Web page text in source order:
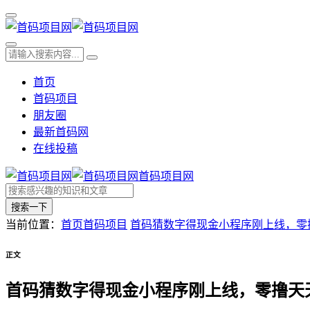
首页
首码项目
朋友圈
最新首码网
在线投稿
首码项目网
搜索一下
当前位置： 首页首码项目 首码猜数字得现金小程序刚上线，零
正文
首码猜数字得现金小程序刚上线，零撸天